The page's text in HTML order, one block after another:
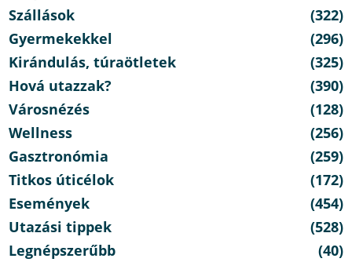
Szállások
(322)
Gyermekekkel
(296)
Kirándulás, túraötletek
(325)
Hová utazzak?
(390)
Városnézés
(128)
Wellness
(256)
Gasztronómia
(259)
Titkos úticélok
(172)
Események
(454)
Utazási tippek
(528)
Legnépszerűbb
(40)